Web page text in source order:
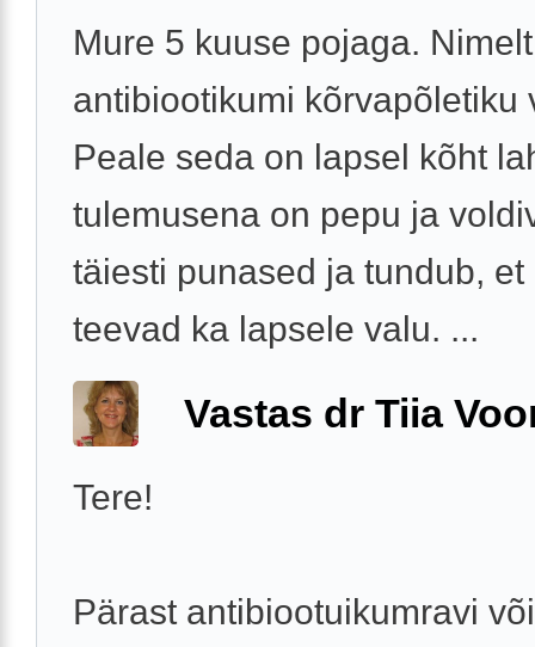
Mure 5 kuuse pojaga.
antibiootikumi kõrvapõletiku
Peale seda on lapsel kõht
tulemusena on pepu ja
täiesti punased ja tundub, et
teevad ka lapsele valu. ...
Vastas dr Tiia
Tere!
Pärast antibiootuikumravi